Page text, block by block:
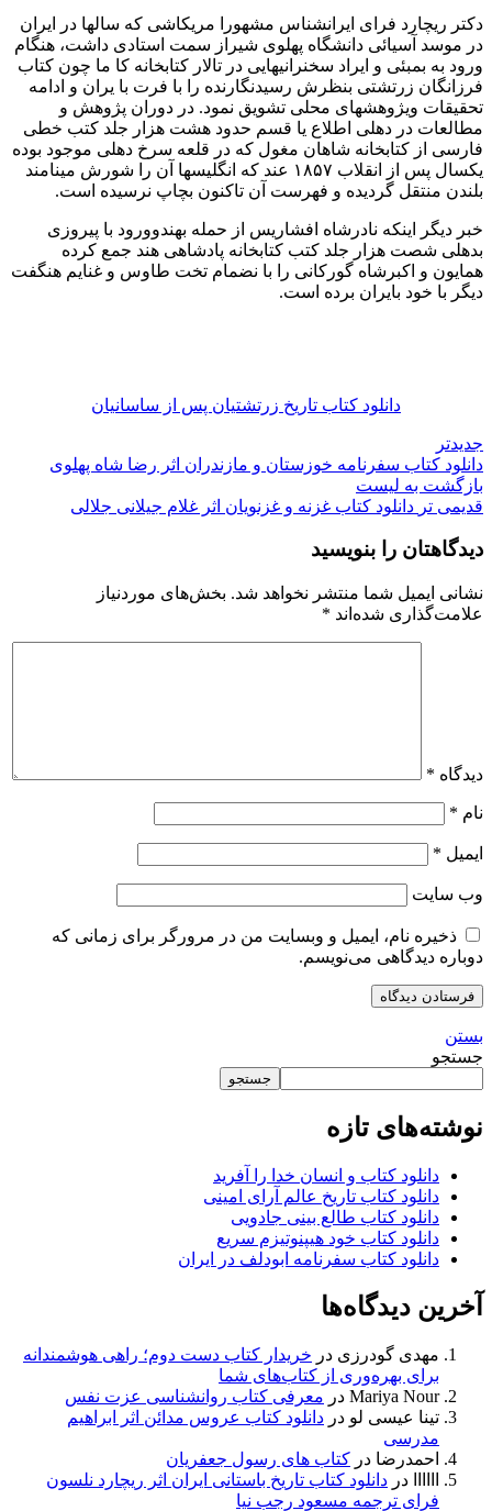
دکتر ریچارد فرای ایرانشناس مشهورا مریکاشی که سالها در ایران
در موسد آسیائی دانشگاه پهلوی شیراز سمت استادی داشت، هنگام
ورود به بمبئی و ایراد سخنرانیهایی در تالار کتابخانه کا ما چون کتاب
فرزانگان زرتشتی بنظرش رسیدنگارنده را با فرت با یران و ادامه
تحقیقات ویژوهشهای محلی تشویق نمود. در دوران پژوهش و
مطالعات در دهلی اطلاع یا قسم حدود هشت هزار جلد کتب خطی
فارسی از کتابخانه شاهان مغول که در قلعه سرخ دهلی موجود بوده
یکسال پس از انقلاب ۱۸۵۷ عند که انگلیسها آن را شورش مینامند
بلندن منتقل گردیده و فهرست آن تاکنون بچاپ نرسیده است.
خبر دیگر اینکه نادرشاه افشاریس از حمله بهندوورود با پیروزی
بدهلی شصت هزار جلد کتب کتابخانه پادشاهی هند جمع کرده
همایون و اکبرشاه گورکانی را با نضمام تخت طاوس و غنایم هنگفت
دیگر با خود بایران برده است.
دانلود کتاب تاریخ زرتشتیان پس از ساسانیان
جدیدتر
دانلود کتاب سفرنامه خوزستان و مازندران اثر رضا شاه پهلوی
بازگشت به لیست
قدیمی تر دانلود کتاب غزنه و غزنویان اثر غلام جیلانی جلالی
دیدگاهتان را بنویسید
نشانی ایمیل شما منتشر نخواهد شد. بخش‌های موردنیاز
علامت‌گذاری شده‌اند *
دیدگاه *
نام *
ایمیل *
وب‌ سایت
ذخیره نام، ایمیل و وبسایت من در مرورگر برای زمانی که
دوباره دیدگاهی می‌نویسم.
بستن
جستجو
جستجو
نوشته‌های تازه
دانلود کتاب و انسان خدا را آفرید
دانلود کتاب تاریخ عالم آرای امینی
دانلود کتاب طالع بینی جادویی
دانلود کتاب خود هیپنوتیزم سریع
دانلود کتاب سفرنامه ابودلف در ایران
آخرین دیدگاه‌ها
مهدی گودرزی در خریدار کتاب دست دوم؛ راهی هوشمندانه
برای بهره‌وری از کتاب‌های شما
Mariya Nour در معرفی کتاب روانشناسی عزت نفس
تینا عیسی لو در دانلود کتاب عروس مدائن اثر ابراهیم
مدرسی
احمدرضا در کتاب های رسول جعفریان
در دانلود کتاب تاریخ باستانی ایران اثر ریچارد نلسون
فرای ترجمه مسعود رجب نیا